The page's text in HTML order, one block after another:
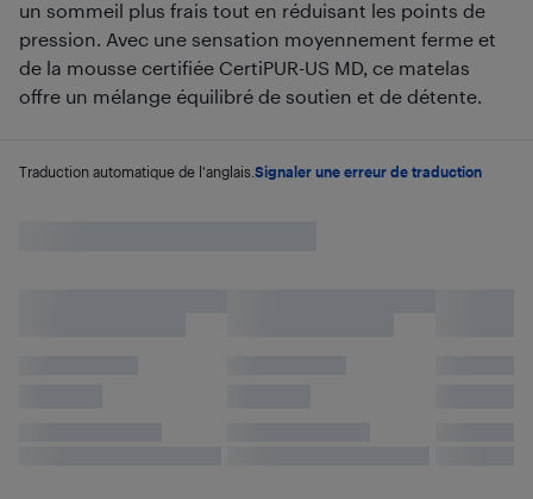
un sommeil plus frais tout en réduisant les points de
pression. Avec une sensation moyennement ferme et
de la mousse certifiée CertiPUR-US MD, ce matelas
offre un mélange équilibré de soutien et de détente.
Traduction automatique de l'anglais. Signaler une erreur de traduction